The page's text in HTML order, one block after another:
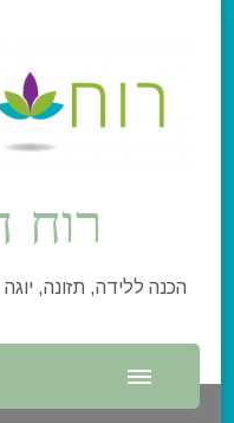
רוח
הכנה ללידה, תזונה, יוגה